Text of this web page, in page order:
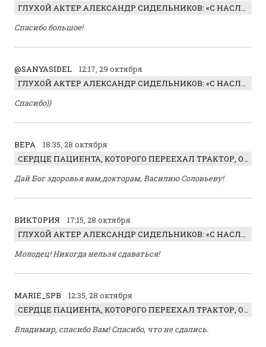
ГЛУХОЙ АКТЕР АЛЕКСАНДР СИДЕЛЬНИКОВ: «С НАСЛАЖДЕНИЕМ ИГРАЛ ОТРИЦАТЕЛЬНОГО ГЕРОЯ!»
Спасибо большое!
@SANYASIDEL
12:17, 29 октября
ГЛУХОЙ АКТЕР АЛЕКСАНДР СИДЕЛЬНИКОВ: «С НАСЛАЖДЕНИЕМ ИГРАЛ ОТРИЦАТЕЛЬНОГО ГЕРОЯ!»
Спасибо))
ВЕРА
18:35, 28 октября
СЕРДЦЕ ПАЦИЕНТА, КОТОРОГО ПЕРЕЕХАЛ ТРАКТОР, ОБНАРУЖИЛИ… В ЖИВОТЕ
Дай Бог здоровья вам,докторам, Василию Соловьеву!
ВИКТОРИЯ
17:15, 28 октября
ГЛУХОЙ АКТЕР АЛЕКСАНДР СИДЕЛЬНИКОВ: «С НАСЛАЖДЕНИЕМ ИГРАЛ ОТРИЦАТЕЛЬНОГО ГЕРОЯ!»
Молодец! Никогда нельзя сдаваться!
MARIE_SPB
12:35, 28 октября
СЕРДЦЕ ПАЦИЕНТА, КОТОРОГО ПЕРЕЕХАЛ ТРАКТОР, ОБНАРУЖИЛИ… В ЖИВОТЕ
Владимир, спасибо Вам! Спасибо, что не сдались.